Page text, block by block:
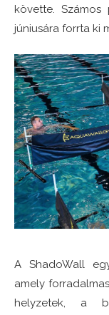
követte. Számos
júniusára forrta ki
A ShadoWall
amely
helyzetek, a